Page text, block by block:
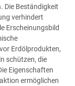
Die Beständigkeit
verhindert
Erscheinungsbild
Erdölprodukten,
schützen, die
Eigenschaften
ermöglichen